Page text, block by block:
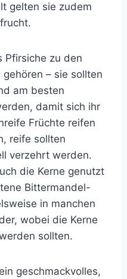
gelten sie zudem
Pfirsiche zu den
– sie sollten
am besten
damit sich ihr
Früchte reifen
reife sollten
verzehrt werden.
die Kerne genutzt
Bittermandel-
in manchen
wobei die Kerne
sollten.
geschmackvolles,